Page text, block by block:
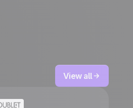
View all